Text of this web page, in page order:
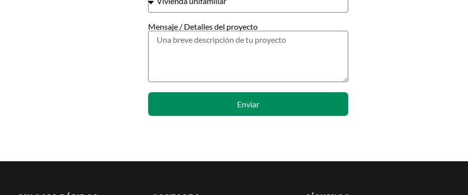
Mensaje / Detalles del proyecto
Enviar